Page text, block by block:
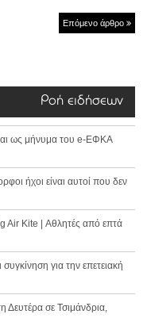
Επόμενο άρθρο
Ροή ειδήσεων
ως μήνυμα του e-ΕΦΚΑ
ήχοι είναι αυτοί που δεν
Air Kite | Αθλητές από επτά
για την επετειακή
Δευτέρα σε Τσιμάνδρια,